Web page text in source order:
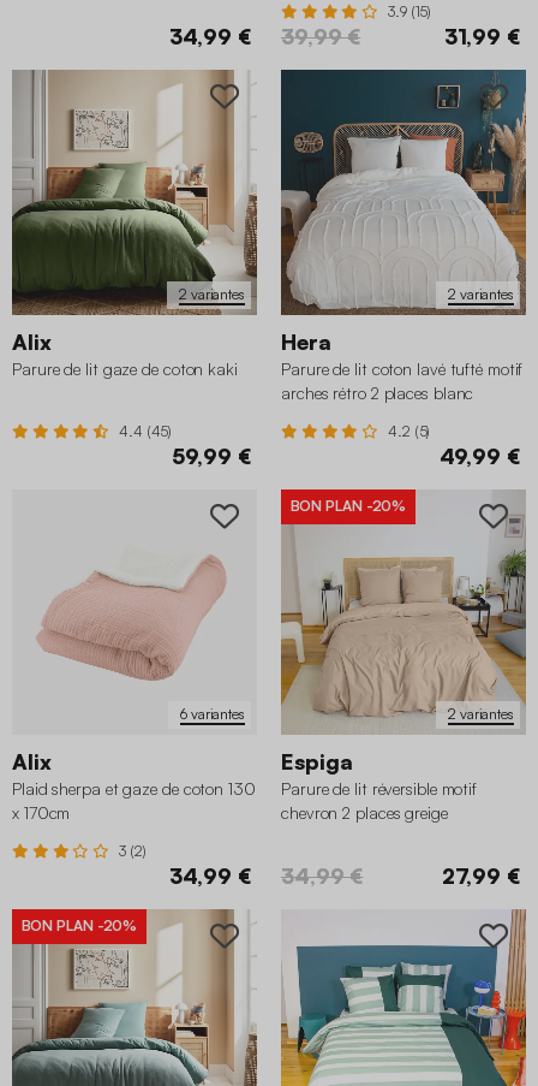
34,99 €
3.9 (15)
39,99 € 31,99 €
2 variantes
Alix
Parure de lit gaze de coton kaki
4.4 (45)
59,99 €
2 variantes
Hera
Parure de lit coton lavé tufté motif
arches rétro 2 places blanc
4.2 (5)
49,99 €
6 variantes
Alix
Plaid sherpa et gaze de coton 130
x 170cm
3 (2)
34,99 €
2 variantes
BON PLAN -20%
Espiga
Parure de lit réversible motif
chevron 2 places greige
34,99 € 27,99 €
BON PLAN -20%